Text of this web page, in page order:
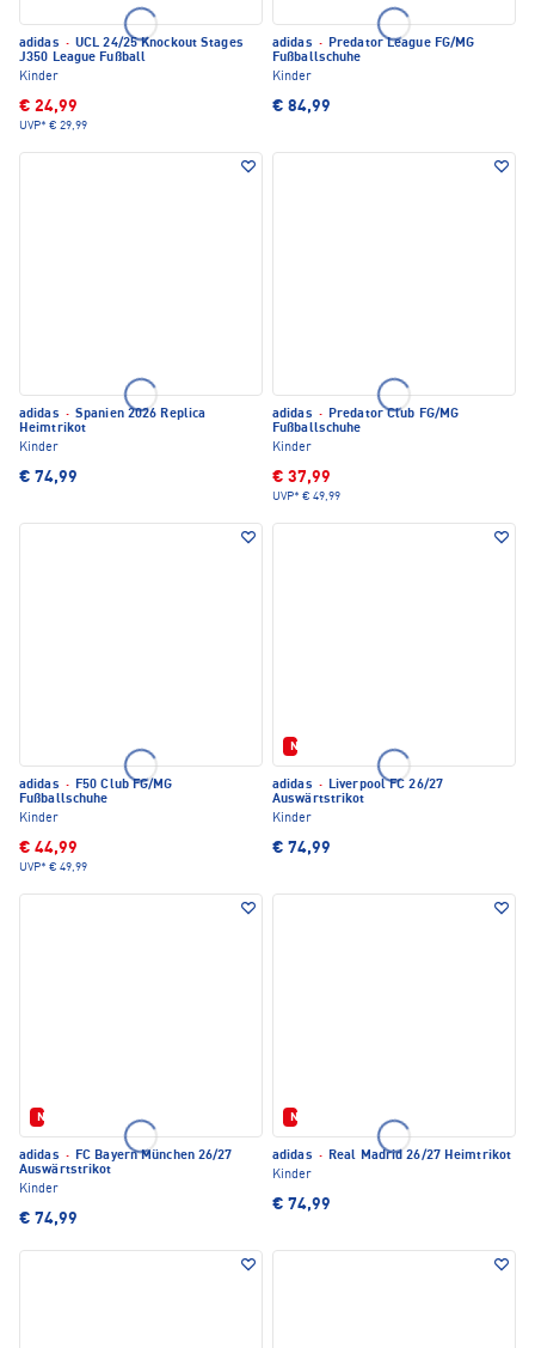
adidas · UCL 24/25 Knockout Stages
J350 League Fußball
Kinder
€ 24,99
UVP* € 29,99
adidas · Predator League FG/MG
Fußballschuhe
Kinder
€ 84,99
adidas · Spanien 2026 Replica
Heimtrikot
Kinder
€ 74,99
adidas · Predator Club FG/MG
Fußballschuhe
Kinder
€ 37,99
UVP* € 49,99
adidas · F50 Club FG/MG
Fußballschuhe
Kinder
€ 44,99
UVP* € 49,99
Neu
adidas · Liverpool FC 26/27
Auswärtstrikot
Kinder
€ 74,99
Neu
adidas · FC Bayern München 26/27
Auswärtstrikot
Kinder
€ 74,99
Neu
adidas · Real Madrid 26/27 Heimtrikot
Kinder
€ 74,99